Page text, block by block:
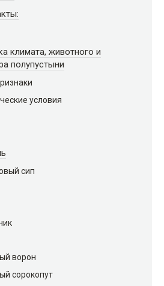
климата, животного и
полупустыни
условия
сип
ворон
сорокопут